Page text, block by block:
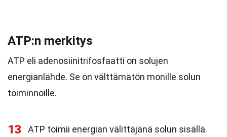
ATP:n merkitys
ATP eli adenosiinitrifosfaatti on solujen
energianlähde. Se on välttämätön monille solun
toiminnoille.
13 ATP toimii energian välittäjänä solun sisällä.